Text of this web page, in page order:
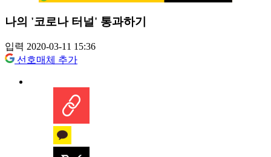
나의 '코로나 터널' 통과하기
입력 2020-03-11 15:36
선호매체 추가